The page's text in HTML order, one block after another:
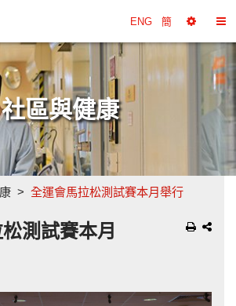
ENG 簡
擇
換
目
錄
社區與健康
全運會馬拉松測試賽本月舉行
測試賽本月